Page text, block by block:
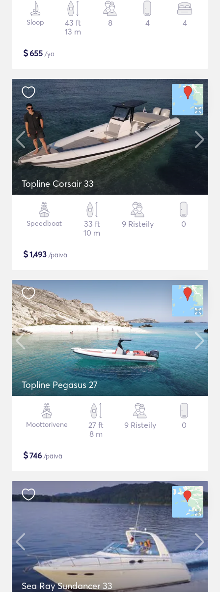
Sloop
43 ft
13 m
8 4 4
$655 /yö
Topline Corsair 33
Speedboat
33 ft
10 m
9 Risteily 0
$1,493 /päivä
Topline Pegasus 27
Moottorivene
27 ft
8 m
9 Risteily 0
$746 /päivä
Sea Ray Sundancer 33